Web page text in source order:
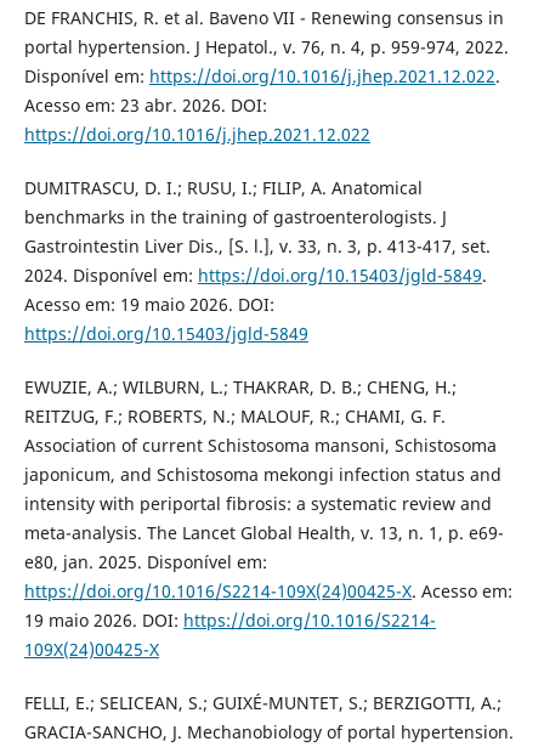
DE FRANCHIS, R. et al. Baveno VII - Renewing consensus in
portal hypertension. J Hepatol., v. 76, n. 4, p. 959-974, 2022.
Disponível em: https://doi.org/10.1016/j.jhep.2021.12.022.
Acesso em: 23 abr. 2026. DOI:
https://doi.org/10.1016/j.jhep.2021.12.022
DUMITRASCU, D. I.; RUSU, I.; FILIP, A. Anatomical
benchmarks in the training of gastroenterologists. J
Gastrointestin Liver Dis., [S. l.], v. 33, n. 3, p. 413-417, set.
2024. Disponível em: https://doi.org/10.15403/jgld-5849.
Acesso em: 19 maio 2026. DOI:
https://doi.org/10.15403/jgld-5849
EWUZIE, A.; WILBURN, L.; THAKRAR, D. B.; CHENG, H.;
REITZUG, F.; ROBERTS, N.; MALOUF, R.; CHAMI, G. F.
Association of current Schistosoma mansoni, Schistosoma
japonicum, and Schistosoma mekongi infection status and
intensity with periportal fibrosis: a systematic review and
meta-analysis. The Lancet Global Health, v. 13, n. 1, p. e69-
e80, jan. 2025. Disponível em:
https://doi.org/10.1016/S2214-109X(24)00425-X. Acesso em:
19 maio 2026. DOI: https://doi.org/10.1016/S2214-
109X(24)00425-X
FELLI, E.; SELICEAN, S.; GUIXÉ-MUNTET, S.; BERZIGOTTI, A.;
GRACIA-SANCHO, J. Mechanobiology of portal hypertension.